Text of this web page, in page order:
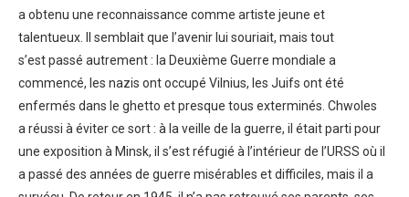
a obtenu une reconnaissance comme artiste jeune et
talentueux. Il semblait que l’avenir lui souriait, mais tout
s’est passé autrement : la Deuxième Guerre mondiale a
commencé, les nazis ont occupé Vilnius, les Juifs ont été
enfermés dans le ghetto et presque tous exterminés. Chwoles
a réussi à éviter ce sort : à la veille de la guerre, il était parti pour
une exposition à Minsk, il s’est réfugié à l’intérieur de l’URSS où il
a passé des années de guerre misérables et difficiles, mais il a